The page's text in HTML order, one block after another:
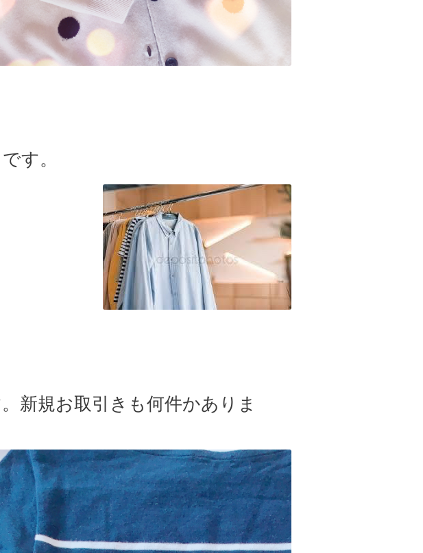
す。
新規お取引きも何件かありま